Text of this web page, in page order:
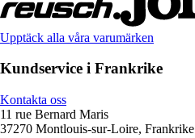
Upptäck alla våra varumärken
Kundservice i Frankrike
Kontakta oss
11 rue Bernard Maris
37270 Montlouis-sur-Loire, Frankrike